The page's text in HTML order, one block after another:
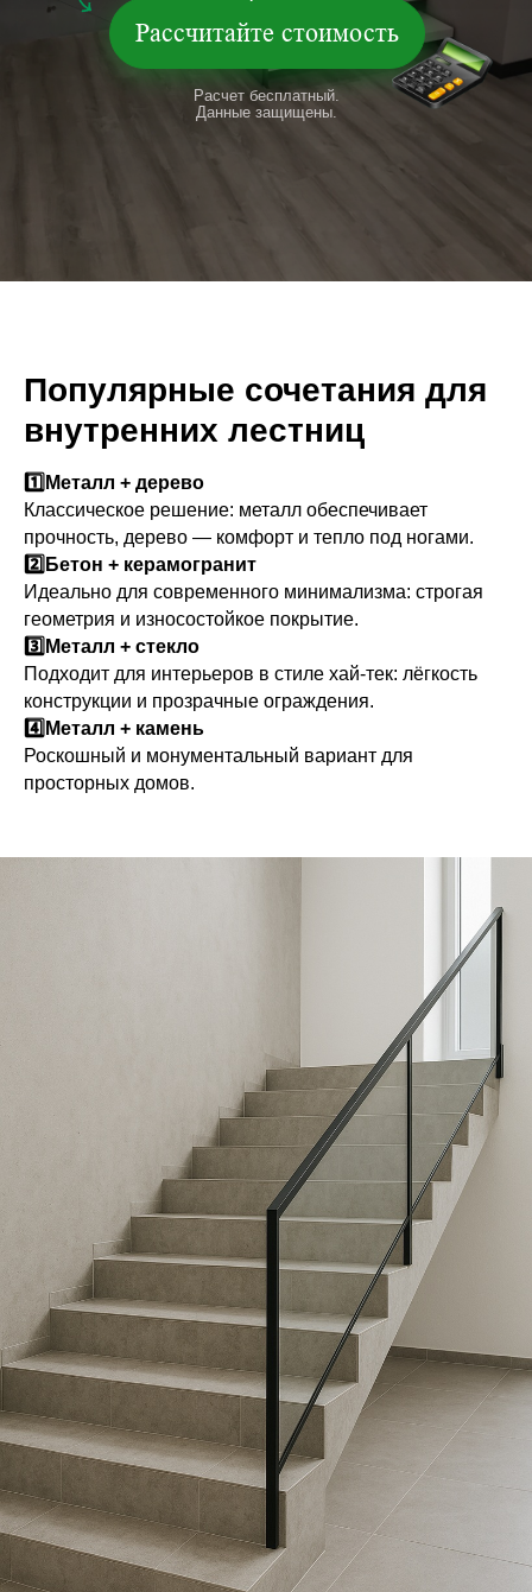
Рассчитайте стоимость
бесплатно!
Расчет бесплатный.
Данные защищены.
Лестница на
металлокаркасе
обшивку деревом
Москве
Популярные сочетания для
внутренних лестниц
1️⃣Металл + дерево
Классическое решение: металл обеспечивает
прочность, дерево — комфорт и тепло под ногами.
2️⃣Бетон + керамогранит
Идеально для современного минимализма: строгая
геометрия и износостойкое покрытие.
3️⃣Металл + стекло
Подходит для интерьеров в стиле хай‑тек: лёгкость
конструкции и прозрачные ограждения.
4️⃣Металл + камень
Роскошный и монументальный вариант для
просторных домов.